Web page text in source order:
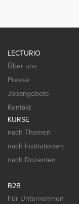
LECTURIO
Über uns
Presse
Jobangebote
Kontakt
KURSE
nach Themen
nach Institutionen
nach Dozenten
B2B
Für Unternehmen